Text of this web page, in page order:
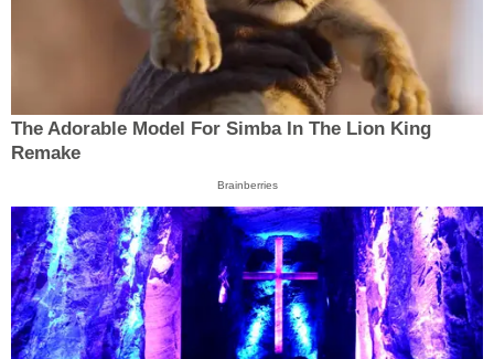
The Adorable Model For Simba In The Lion King
Remake
Brainberries